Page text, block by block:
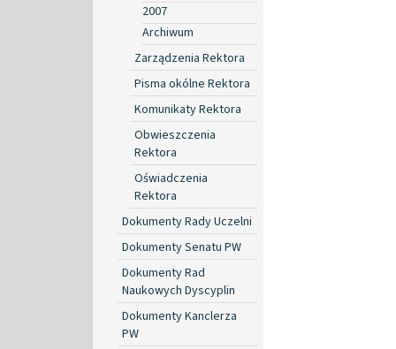
2007
Archiwum
Zarządzenia Rektora
Pisma okólne Rektora
Komunikaty Rektora
Obwieszczenia
Rektora
Oświadczenia
Rektora
Dokumenty Rady Uczelni
Dokumenty Senatu PW
Dokumenty Rad
Naukowych Dyscyplin
Dokumenty Kanclerza
PW